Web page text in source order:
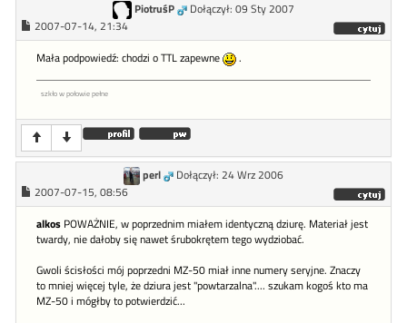
PiotruśP
Dołączył: 09 Sty 2007
2007-07-14, 21:34
Mała podpowiedź: chodzi o TTL zapewne
.
szkło w połowie pełne
perl
Dołączył: 24 Wrz 2006
2007-07-15, 08:56
alkos POWAŻNIE, w poprzednim miałem identyczną dziurę. Materiał jest
twardy, nie dałoby się nawet śrubokrętem tego wydziobać.
Gwoli ścisłości mój poprzedni MZ-50 miał inne numery seryjne. Znaczy
to mniej więcej tyle, że dziura jest "powtarzalna".... szukam kogoś kto ma
MZ-50 i mógłby to potwierdzić...